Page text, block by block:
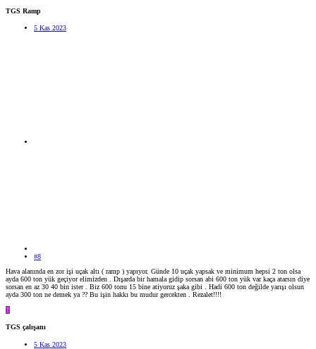
TGS Ramp
5 Kas 2023
#8
Hava alanında en zor işi uçak altı ( ramp ) yapıyor. Günde 10 uçak yapsak ve minimum hepsi 2 ton olsa
ayda 600 ton yük geçiyor elimizden . Dışarda bir hamala gidip sorsan abi 600 ton yük var kaça atarsın diye
sorsan en az 30 40 bin ister . Biz 600 tonu 15 bine atiyoruz şaka gibi . Hadi 600 ton değilde yarışı olsun
ayda 300 ton ne demek ya ?? Bu işin hakkı bu mudur gercekten . Rezalet!!!!
T
TGS çalışanı
5 Kas 2023